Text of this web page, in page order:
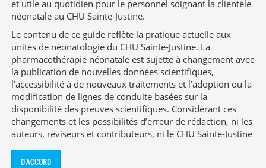
NaCl 0,9% (vt)
Dose ≥ 30 mg et ≤ 200 mg : diluer la dose
dans 30 mL de NaCl 0,9% (vt)
Administrer en 60 minutes
La solution injectable d’acyclovir a un pH très
élevé, ce qui prédispose à la nécrose tissulaire en
cas d’extravasation : la surveillance attentive du
site d’administration est requise lorsque le
médicament est administré par voie périphérique
et utile au quotidien pour le personnel soignant la clientèle
néonatale au CHU Sainte-Justine.
Le contenu de ce guide reflète la pratique actuelle aux
unités de néonatologie du CHU Sainte-Justine. La
pharmacothérapie néonatale est sujette à changement avec
la publication de nouvelles données scientifiques,
l’accessibilité à de nouveaux traitements et l’adoption ou la
modification de lignes de conduite basées sur la
disponibilité des preuves scientifiques. Considérant ces
changements et les possibilités d’erreur de rédaction, ni les
auteurs, réviseurs et contributeurs, ni le CHU Sainte-Justine
guide soit exacte, complète et exempte d’erreurs.
D'ACCORD